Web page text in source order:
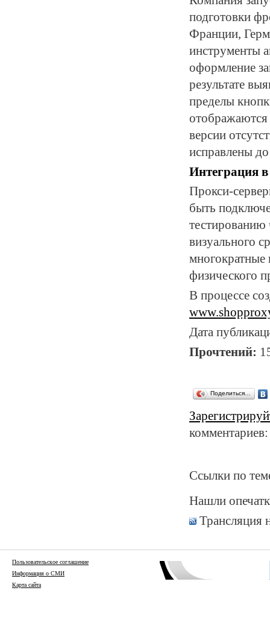
подготовки
Франции,
инструменты
оформление
результате
пределы
версии
исправлены до
Интеграция
Прокси-
быть
тестированию
визуального
многократные
физического
В процессе
Дата
Прочтений:
Поделиться…
Ссылки по
Нашли
Трансляция
Пользовательское соглашение
Информация о СМИ
Карта сайта